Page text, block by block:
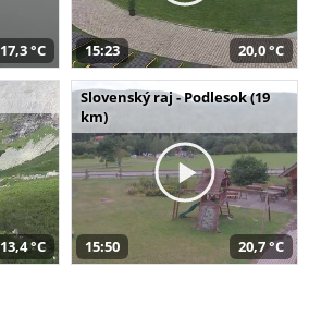
17,3 °C 15:23 20,0 °C
13,4 °C
Slovenský raj - Podlesok (19
km)
15:50 20,7 °C